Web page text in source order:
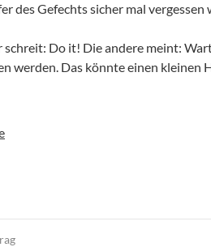
des Gefechts sicher mal
schreit: Do it! Die andere meint:
werden. Das könnte einen kleinen